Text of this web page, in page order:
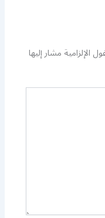
الإلزامية مشار إليها